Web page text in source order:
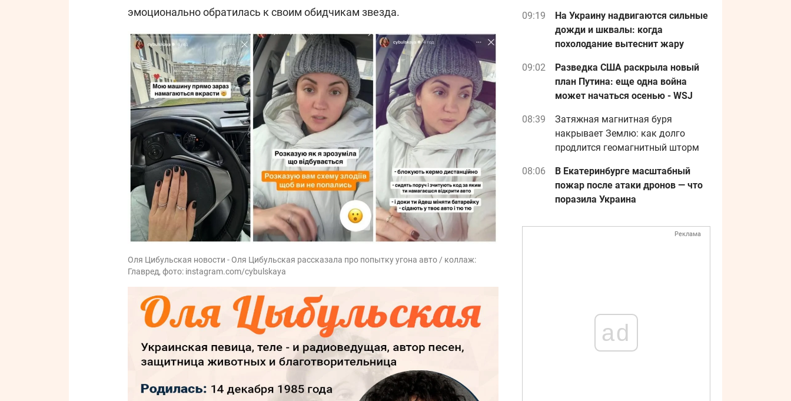
эмоционально обратилась к своим обидчикам звезда.
Оля Цибульская новости - Оля Цибульская рассказала про попытку угона авто / коллаж:
Главред, фото: instagram.com/cybulskaya
09:19
На Украину надвигаются сильные
дожди и шквалы: когда
похолодание вытеснит жару
09:02
Разведка США раскрыла новый
план Путина: еще одна война
может начаться осенью - WSJ
08:39
Затяжная магнитная буря
накрывает Землю: как долго
продлится геомагнитный шторм
08:06
В Екатеринбурге масштабный
пожар после атаки дронов — что
поразила Украина
Реклама
ad